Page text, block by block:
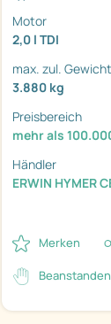
Motor
2,0 l TDI
max. zul. Gewicht
3.880 kg
Preisbereich
mehr als
Händler
ERWIN HYMER
Merken
Beanstanden